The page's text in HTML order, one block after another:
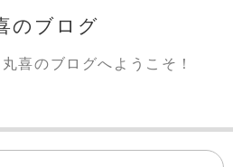
のブログ
喜のブログへようこそ！